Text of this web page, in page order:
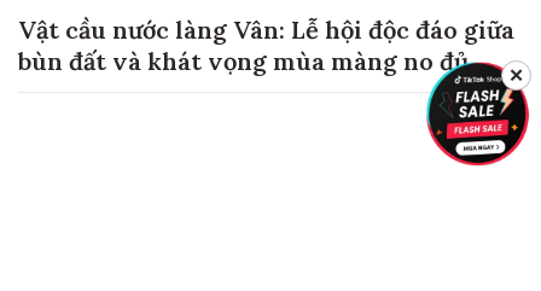
Vật cầu nước làng Vân: Lễ hội độc đáo giữa
bùn đất và khát vọng mùa màng no đủ
✕